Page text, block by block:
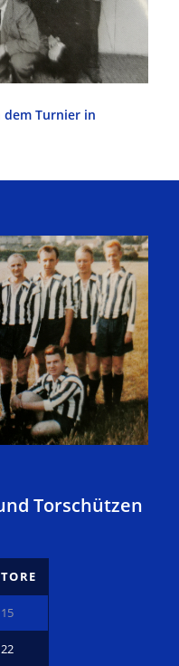
dem Turnier in
Torschützen
TORE
15
22